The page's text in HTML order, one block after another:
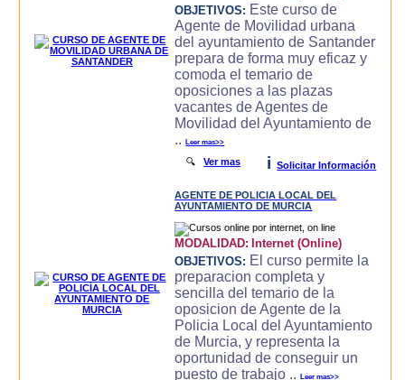
OBJETIVOS: Este curso de
Agente de Movilidad urbana
del ayuntamiento de Santander
prepara de forma muy eficaz y
comoda el temario de
oposiciones a las plazas
vacantes de Agentes de
Movilidad del Ayuntamiento de
..Leer mas>>
🔍Ver mas i Solicitar Información
AGENTE DE POLICIA LOCAL DEL
AYUNTAMIENTO DE MURCIA
MODALIDAD: Internet (Online)
OBJETIVOS: El curso permite la
preparacion completa y
sencilla del temario de la
oposicion de Agente de la
Policia Local del Ayuntamiento
de Murcia, y representa la
oportunidad de conseguir un
puesto de trabajo ..Leer mas>>